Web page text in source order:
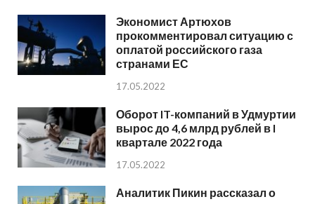
Экономист Артюхов
прокомментировал ситуацию с
оплатой российского газа
странами ЕС
17.05.2022
Оборот IT-компаний в Удмуртии
вырос до 4,6 млрд рублей в I
квартале 2022 года
17.05.2022
Аналитик Пикин рассказал о